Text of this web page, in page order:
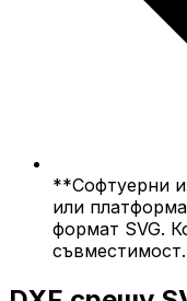
**Софтуерни
или
формат SVG.
съвместимост.